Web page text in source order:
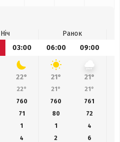
Ніч
Ранок
03:00 06:00 09:00
22° 21° 21°
22° 21° 21°
760 760 761
71 80 72
1 1
4
4 2 6